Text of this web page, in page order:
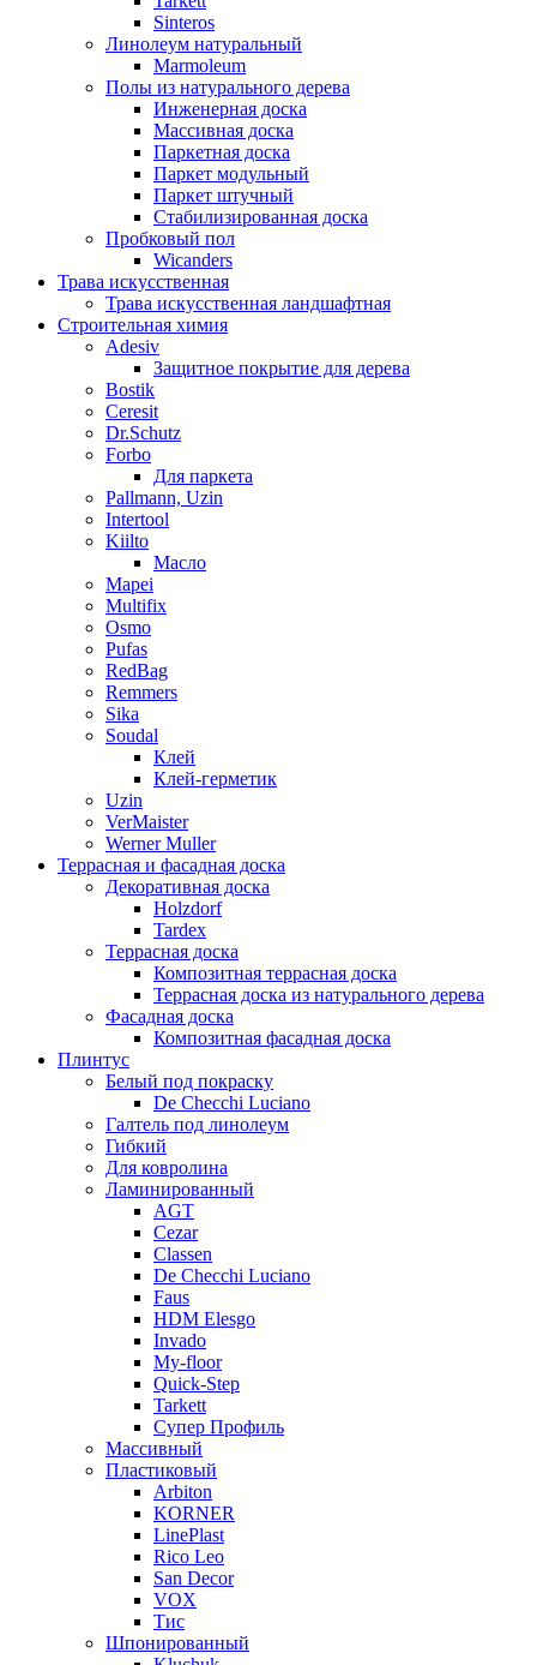
Sinteros
Линолеум натуральный
Marmoleum
Полы из натурального дерева
Инженерная доска
Массивная доска
Паркетная доска
Паркет модульный
Паркет штучный
Стабилизированная доска
Пробковый пол
Wicanders
Трава искусственная
Трава искусственная ландшафтная
Строительная химия
Adesiv
Защитное покрытие для дерева
Bostik
Ceresit
Dr.Schutz
Forbo
Для паркета
Pallmann, Uzin
Intertool
Kiilto
Масло
Mapei
Multifix
Osmo
Pufas
RedBag
Remmers
Sika
Soudal
Клей
Клей-герметик
Uzin
VerMaister
Werner Muller
Террасная и фасадная доска
Декоративная доска
Holzdorf
Tardex
Террасная доска
Композитная террасная доска
Террасная доска из натурального дерева
Фасадная доска
Композитная фасадная доска
Плинтус
Белый под покраску
De Checchi Luciano
Галтель под линолеум
Гибкий
Для ковролина
Ламинированный
AGT
Cezar
Classen
De Checchi Luciano
Faus
HDM Elesgo
Invado
My-floor
Quick-Step
Tarkett
Супер Профиль
Массивный
Пластиковый
Arbiton
KORNER
LinePlast
Rico Leo
San Decor
VOX
Тис
Шпонированный